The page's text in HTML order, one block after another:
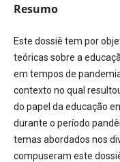
Resumo
Este dossiê tem por
teóricas sobre a
em tempos de
contexto no qual
do papel da educação
durante o período
temas abordados nos
compuseram este